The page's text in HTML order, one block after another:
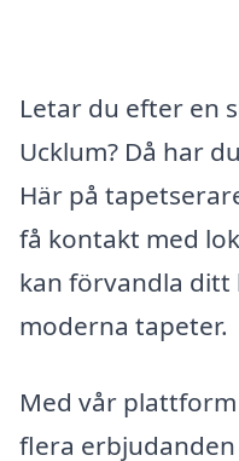
Letar du efter en
Ucklum? Då har
Här på
få kontakt med
kan förvandla ditt
moderna tapeter.
Med vår
flera